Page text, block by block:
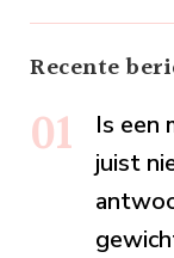
Recente
Is een
juist